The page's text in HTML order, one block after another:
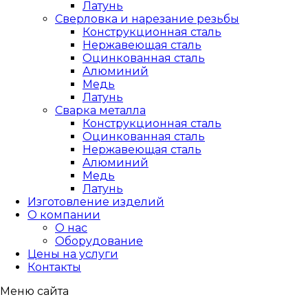
Латунь
Сверловка и нарезание резьбы
Конструкционная сталь
Нержавеющая сталь
Оцинкованная сталь
Алюминий
Медь
Латунь
Сварка металла
Конструкционная сталь
Оцинкованная сталь
Нержавеющая сталь
Алюминий
Медь
Латунь
Изготовление изделий
О компании
О нас
Оборудование
Цены на услуги
Контакты
Меню сайта